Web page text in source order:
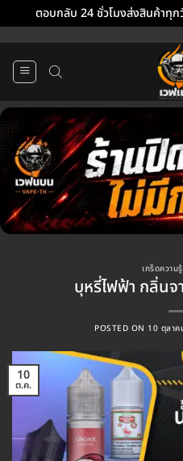
ตอบกลับ 24 ชั่วโมงส่งสินค้าทุ
เกร็ดความ
บุหรี่ไฟฟ้า กลิ่นจ
POSTED ON 10 ตุลา
10
ต.ค.